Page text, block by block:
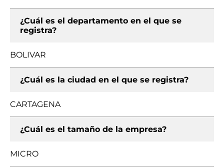
¿Cuál es el departamento en el que se
registra?
BOLIVAR
¿Cuál es la ciudad en el que se registra?
CARTAGENA
¿Cuál es el tamaño de la empresa?
MICRO